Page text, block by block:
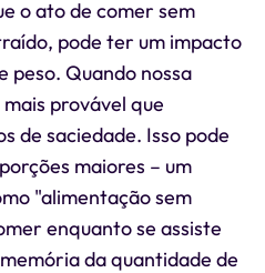
o ato de comer sem
pode ter um impacto
peso. Quando nossa
provável que
de saciedade. Isso pode
maiores – um
"alimentação sem
enquanto se assiste
da quantidade de